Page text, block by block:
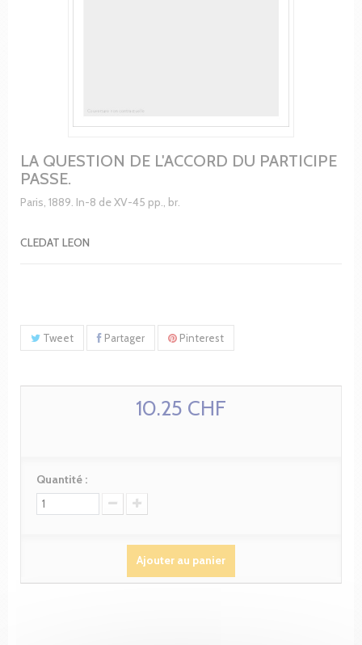
LA QUESTION DE L'ACCORD DU PARTICIPE
PASSE.
Paris, 1889. In-8 de XV-45 pp., br.
CLEDAT LEON
Tweet Partager Pinterest
10.25 CHF
Quantité :
Ajouter au panier